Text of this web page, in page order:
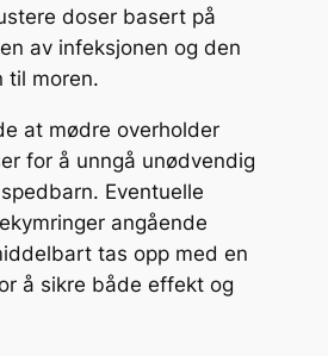
doser basert på
av infeksjonen og den
til moren.
at mødre overholder
for å unngå unødvendig
Eventuelle
angående
tas opp med en
å sikre både effekt og